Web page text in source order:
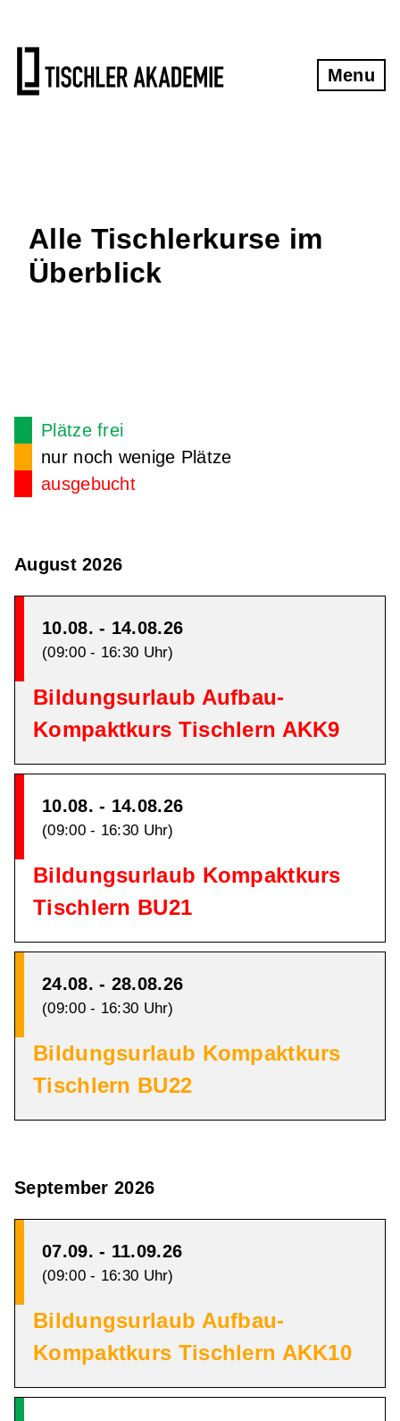
Menu
Alle Tischlerkurse im
Überblick
Plätze frei
nur noch wenige Plätze
ausgebucht
August 2026
10.08. - 14.08.26
(09:00 - 16:30 Uhr)
Bildungsurlaub Aufbau-
Kompaktkurs Tischlern AKK9
10.08. - 14.08.26
(09:00 - 16:30 Uhr)
Bildungsurlaub Kompaktkurs
Tischlern BU21
24.08. - 28.08.26
(09:00 - 16:30 Uhr)
Bildungsurlaub Kompaktkurs
Tischlern BU22
September 2026
07.09. - 11.09.26
(09:00 - 16:30 Uhr)
Bildungsurlaub Aufbau-
Kompaktkurs Tischlern AKK10
Kontakt und Anfahrt
Datenschutzerklärung